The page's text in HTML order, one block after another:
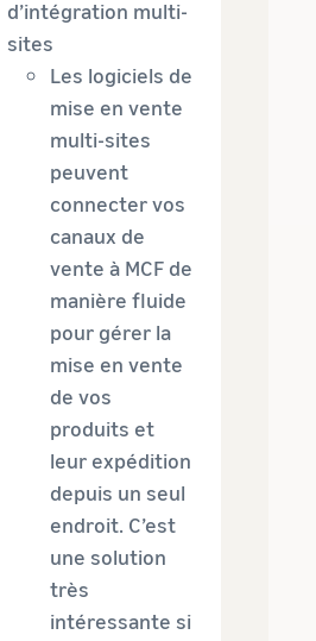
d’intégration multi-
sites
Les logiciels de
mise en vente
multi-sites
peuvent
connecter vos
canaux de
vente à MCF de
manière fluide
pour gérer la
mise en vente
de vos
produits et
leur expédition
depuis un seul
endroit. C’est
une solution
très
intéressante si